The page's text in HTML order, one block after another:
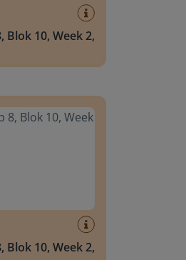
Blok 10, Week 2,
Blok 10, Week 2,